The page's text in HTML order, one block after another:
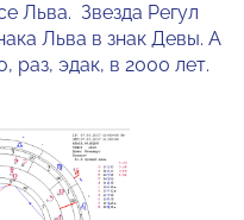
Льва. Звезда Регул
Льва в знак Девы. А
раз, эдак, в 2000 лет.